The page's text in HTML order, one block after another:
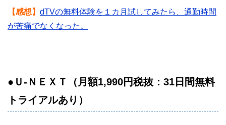
【感想】 dTVの無料体験を１カ月試してみたら、通勤時間
が苦痛でなくなった。
●Ｕ-ＮＥＸＴ（月額1,990円税抜：31日間無料
トライアルあり）